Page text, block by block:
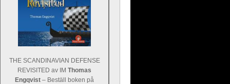
THE SCANDINAVIAN DEFENSE
REVISITED av IM Thomas
Engqvist – Beställ boken på